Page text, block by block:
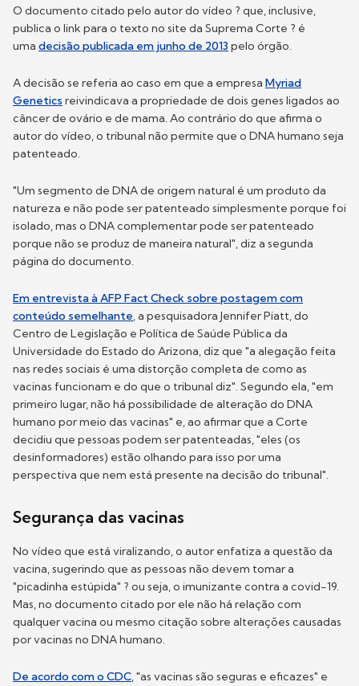
O documento citado pelo autor do vídeo ? que, inclusive,
publica o link para o texto no site da Suprema Corte ? é
uma decisão publicada em junho de 2013 pelo órgão.
A decisão se referia ao caso em que a empresa Myriad
Genetics reivindicava a propriedade de dois genes ligados ao
câncer de ovário e de mama. Ao contrário do que afirma o
autor do vídeo, o tribunal não permite que o DNA humano seja
patenteado.
"Um segmento de DNA de origem natural é um produto da
natureza e não pode ser patenteado simplesmente porque foi
isolado, mas o DNA complementar pode ser patenteado
porque não se produz de maneira natural", diz a segunda
página do documento.
Em entrevista à AFP Fact Check sobre postagem com
conteúdo semelhante, a pesquisadora Jennifer Piatt, do
Centro de Legislação e Política de Saúde Pública da
Universidade do Estado do Arizona, diz que "a alegação feita
nas redes sociais é uma distorção completa de como as
vacinas funcionam e do que o tribunal diz". Segundo ela, "em
primeiro lugar, não há possibilidade de alteração do DNA
humano por meio das vacinas" e, ao afirmar que a Corte
decidiu que pessoas podem ser patenteadas, "eles (os
desinformadores) estão olhando para isso por uma
perspectiva que nem está presente na decisão do tribunal".
Segurança das vacinas
No vídeo que está viralizando, o autor enfatiza a questão da
vacina, sugerindo que as pessoas não devem tomar a
"picadinha estúpida" ? ou seja, o imunizante contra a covid-19.
Mas, no documento citado por ele não há relação com
qualquer vacina ou mesmo citação sobre alterações causadas
por vacinas no DNA humano.
De acordo com o CDC, "as vacinas são seguras e eficazes" e